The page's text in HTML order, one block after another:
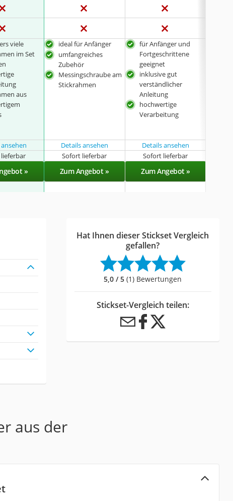
viele
im Set
aus
ideal für Anfänger
umfangreiches
Zubehör
Messingschraube am
Stickrahmen
für Anfänger und
Fortgeschrittene
geeignet
inklusive gut
verständlicher
Anleitung
hochwertige
Verarbeitung
Details ansehen
Details ansehen
Sofort lieferbar Sofort lieferbar
» Zum Angebot » Zum Angebot »
Hat Ihnen dieser Stickset Vergleich
gefallen?
5,0 / 5 (1) Bewertungen
Stickset-Vergleich teilen:
aus der